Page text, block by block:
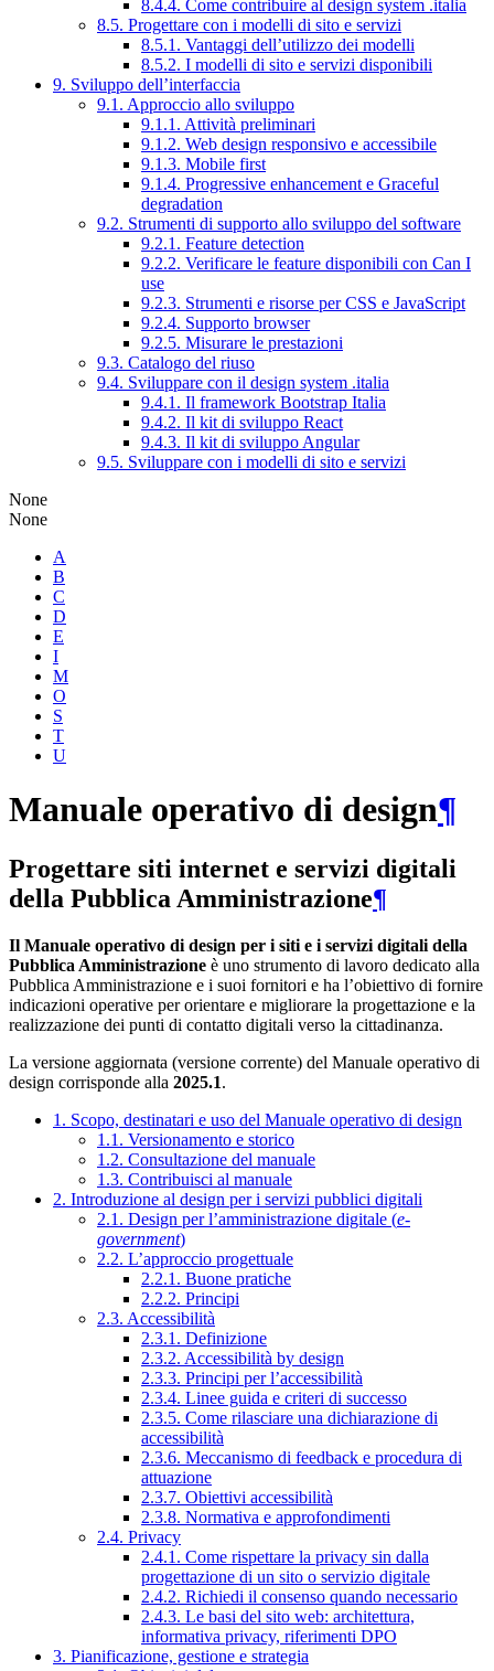
8.4.4. Come contribuire al design system .italia
8.5. Progettare con i modelli di sito e servizi
8.5.1. Vantaggi dell’utilizzo dei modelli
8.5.2. I modelli di sito e servizi disponibili
9. Sviluppo dell’interfaccia
9.1. Approccio allo sviluppo
9.1.1. Attività preliminari
9.1.2. Web design responsivo e accessibile
9.1.3. Mobile first
9.1.4. Progressive enhancement e Graceful
degradation
9.2. Strumenti di supporto allo sviluppo del software
9.2.1. Feature detection
9.2.2. Verificare le feature disponibili con Can I
use
9.2.3. Strumenti e risorse per CSS e JavaScript
9.2.4. Supporto browser
9.2.5. Misurare le prestazioni
9.3. Catalogo del riuso
9.4. Sviluppare con il design system .italia
9.4.1. Il framework Bootstrap Italia
9.4.2. Il kit di sviluppo React
9.4.3. Il kit di sviluppo Angular
9.5. Sviluppare con i modelli di sito e servizi
None
None
A
B
C
D
E
I
M
O
S
T
U
Manuale operativo di design¶
Progettare siti internet e servizi digitali
della Pubblica Amministrazione¶
Il Manuale operativo di design per i siti e i servizi digitali della
Pubblica Amministrazione è uno strumento di lavoro dedicato alla
Pubblica Amministrazione e i suoi fornitori e ha l’obiettivo di fornire
indicazioni operative per orientare e migliorare la progettazione e la
realizzazione dei punti di contatto digitali verso la cittadinanza.
La versione aggiornata (versione corrente) del Manuale operativo di
design corrisponde alla 2025.1.
1. Scopo, destinatari e uso del Manuale operativo di design
1.1. Versionamento e storico
1.2. Consultazione del manuale
1.3. Contribuisci al manuale
2. Introduzione al design per i servizi pubblici digitali
2.1. Design per l’amministrazione digitale (e-
government)
2.2. L’approccio progettuale
2.2.1. Buone pratiche
2.2.2. Principi
2.3. Accessibilità
2.3.1. Definizione
2.3.2. Accessibilità by design
2.3.3. Principi per l’accessibilità
2.3.4. Linee guida e criteri di successo
2.3.5. Come rilasciare una dichiarazione di
accessibilità
2.3.6. Meccanismo di feedback e procedura di
attuazione
2.3.7. Obiettivi accessibilità
2.3.8. Normativa e approfondimenti
2.4. Privacy
2.4.1. Come rispettare la privacy sin dalla
progettazione di un sito o servizio digitale
2.4.2. Richiedi il consenso quando necessario
2.4.3. Le basi del sito web: architettura,
informativa privacy, riferimenti DPO
3. Pianificazione, gestione e strategia